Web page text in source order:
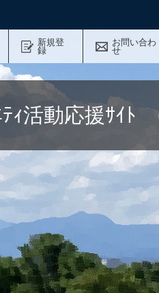
新規登
録
お問い合わ
せ
ﾃｨ活動応援ｻｲﾄ